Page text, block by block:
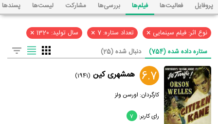
پروفایل فعالیت‌ها فیلم‌ها بررسی‌ها مشارکت لیست‌ها پسند‌ها
نوع اثر: فیلم سینمایی × تعداد ستاره: 7 × سال تولید: 1320 ×
ستاره داده شده (754) دنبال شده (25)
6.7 همشهری کین (1941)
کارگردان: اورسن ولز
رای کاربر: 7